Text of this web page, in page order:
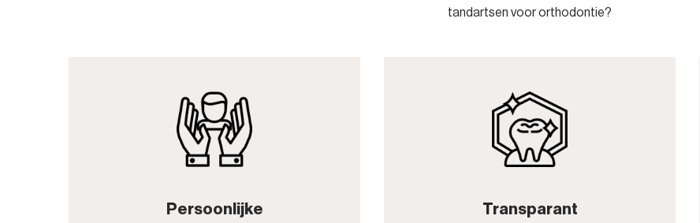
tandartsen voor orthodontie?
Persoonlijke
Transparant